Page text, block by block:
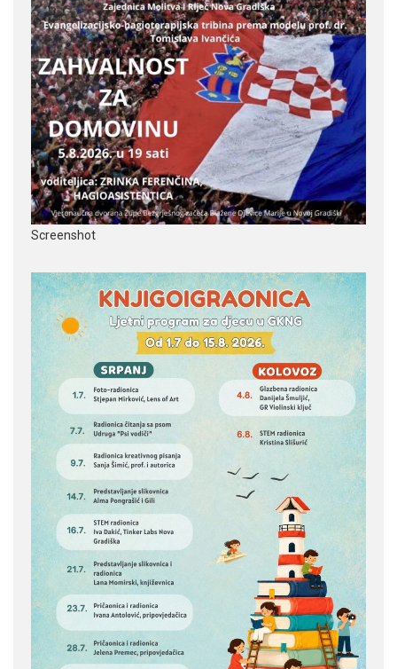
Screenshot